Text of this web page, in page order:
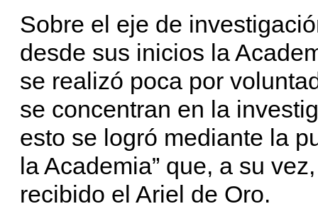
Sobre el eje de
desde sus inicios la
se realizó poca por
se concentran en la
esto se logró mediante la
la Academia” que, a su
recibido el Ariel de Oro.